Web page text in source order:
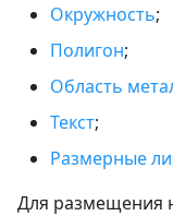
Окружность;
Полигон;
Область
Текст;
Размерные
Для размещения